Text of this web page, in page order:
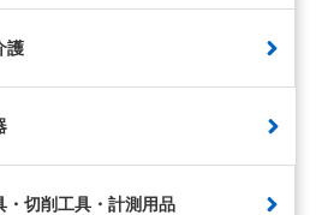
護
・切削工具・計測用品